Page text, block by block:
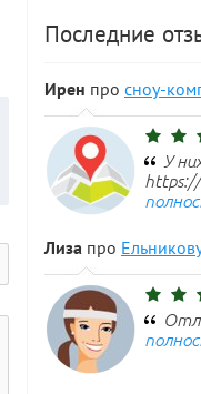
Последние
Ирен про сноу-
У
Лиза про